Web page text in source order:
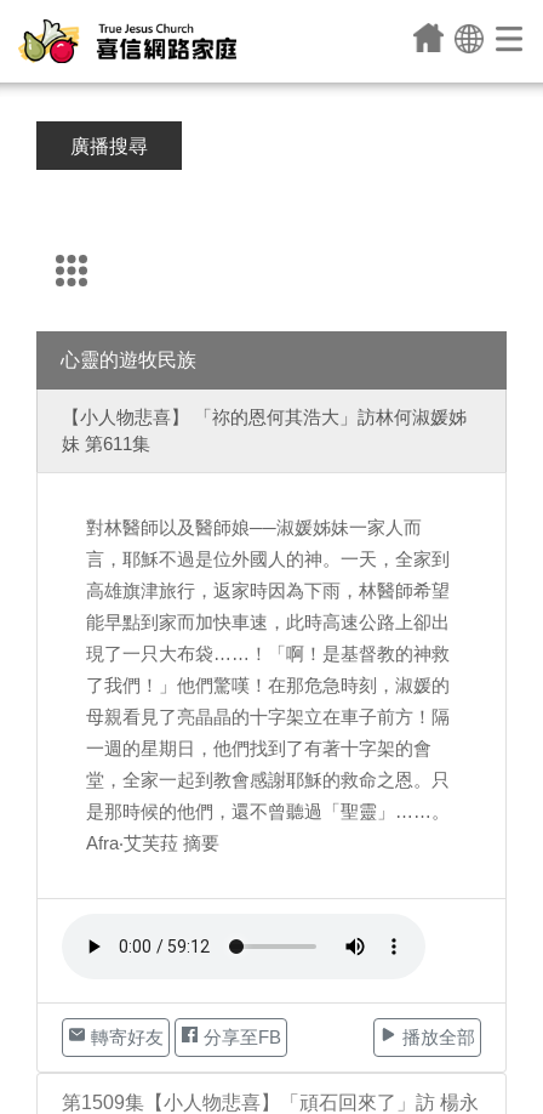
廣播搜尋
心靈的遊牧民族
【小人物悲喜】 「祢的恩何其浩大」訪林何淑媛姊
妹 第611集
對林醫師以及醫師娘──淑媛姊妹一家人而
言，耶穌不過是位外國人的神。一天，全家到
高雄旗津旅行，返家時因為下雨，林醫師希望
能早點到家而加快車速，此時高速公路上卻出
現了一只大布袋……！「啊！是基督教的神救
了我們！」他們驚嘆！在那危急時刻，淑媛的
母親看見了亮晶晶的十字架立在車子前方！隔
一週的星期日，他們找到了有著十字架的會
堂，全家一起到教會感謝耶穌的救命之恩。只
是那時候的他們，還不曾聽過「聖靈」……。
Afra‧艾芙菈 摘要
轉寄好友 分享至FB 播放全部
第1509集【小人物悲喜】「頑石回來了」訪 楊永